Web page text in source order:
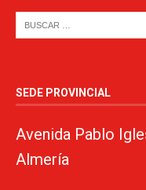
SEDE PROVINCIAL
Avenida Pablo
Almería